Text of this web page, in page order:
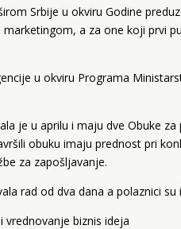
Srbije u okviru Godine
a za one koji prvi
u okviru Programa
je u aprilu i maju dve Obuke
obuku imaju prednost pri
za zapošljavanje.
rad od dva dana a polaznici
vrednovanje biznis ideja